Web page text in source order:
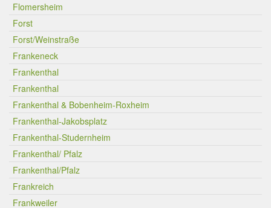
Flomersheim
Forst
Forst/Weinstraße
Frankeneck
Frankenthal
Frankenthal
Frankenthal & Bobenheim-Roxheim
Frankenthal-Jakobsplatz
Frankenthal-Studernheim
Frankenthal/ Pfalz
Frankenthal/Pfalz
Frankreich
Frankweiler